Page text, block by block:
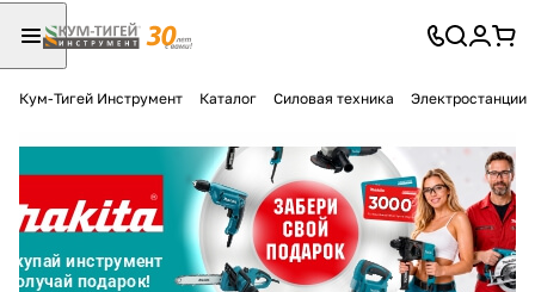
Кум-Тигей Инструмент Каталог Силовая техника Электростанции
Разбейте
оплатуна части
без переплат